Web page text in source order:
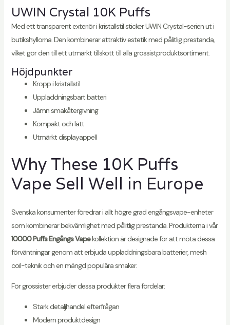
UWIN Crystal 10K Puffs
Med ett transparent exteriör i kristallstil sticker UWIN Crystal-serien ut i
butikshyllorna. Den kombinerar attraktiv estetik med pålitlig prestanda,
vilket gör den till ett utmärkt tillskott till alla grossistproduktsortiment.
Höjdpunkter
Kropp i kristallstil
Uppladdningsbart batteri
Jämn smakåtergivning
Kompakt och lätt
Utmärkt displayappell
Why These 10K Puffs
Vape Sell Well in Europe
Svenska konsumenter föredrar i allt högre grad engångsvape-enheter
som kombinerar bekvämlighet med pålitlig prestanda. Produkterna i vår
10000 Puffs Engångs Vapekollektion är designade för att möta dessa
förväntningar genom att erbjuda uppladdningsbara batterier, mesh
coil-teknik och en mängd populära smaker.
För grossister erbjuder dessa produkter flera fördelar:
Stark detaljhandel efterfrågan
Modern produktdesign